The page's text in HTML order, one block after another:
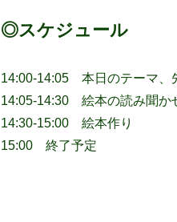
◎スケジュール
14:00-14:05 本日のテーマ、
14:05-14:30 絵本の読み聞か
14:30-15:00 絵本作り
15:00 終了予定